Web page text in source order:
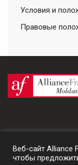
Условия и
Правовые
Веб-сайт Alliance
чтобы